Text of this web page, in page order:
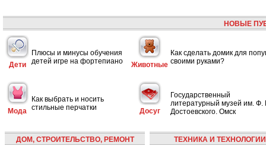
НОВЫЕ
Дети
Плюсы и минусы обучения
детей игре на фортепиано
Животные
Как сделать домик для
своими руками?
Мода
Как выбрать и носить
стильные перчатки
Досуг
Государственный
литературный музей им. Ф.
Достоевского. Омск
ДОМ, СТРОИТЕЛЬСТВО, РЕМОНТ ТЕХНИКА И ТЕХНОЛОГИИ